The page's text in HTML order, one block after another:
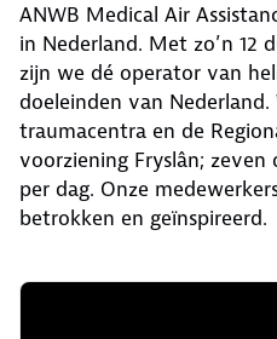
ANWB Medical Air
in Nederland. Met zo’n 12
zijn we dé operator van
doeleinden van
traumacentra en de
voorziening Fryslân;
per dag. Onze
betrokken en geïnspireerd.